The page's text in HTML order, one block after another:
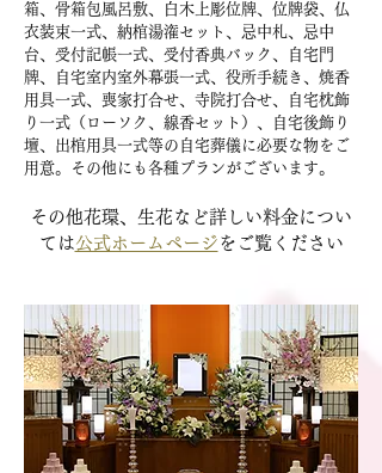
箱、骨箱包風呂敷、白木上彫位牌、位牌袋、仏
衣装束一式、納棺湯潅セット、忌中札、忌中
台、受付記帳一式、受付香典バック、自宅門
牌、自宅室内室外幕張一式、役所手続き、焼香
用具一式、喪家打合せ、寺院打合せ、自宅枕飾
り一式（ローソク、線香セット）、自宅後飾り
壇、出棺用具一式等の自宅葬儀に必要な物をご
用意。その他にも各種プランがございます。
その他花環、生花など詳しい料金につい
ては公式ホームページ をご覧ください